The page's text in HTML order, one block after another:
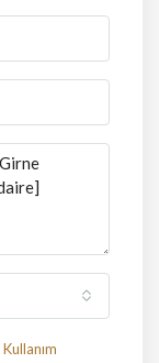
Kullanım